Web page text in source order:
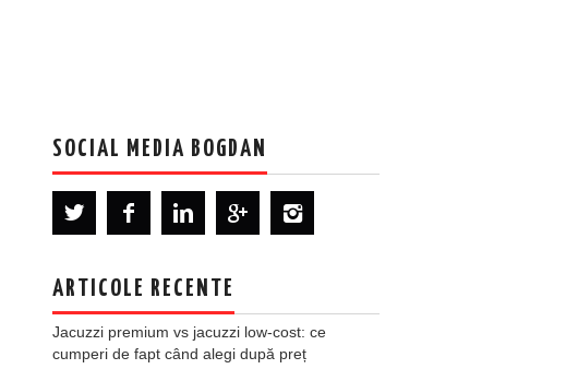
SOCIAL MEDIA BOGDAN
ARTICOLE RECENTE
Jacuzzi premium vs jacuzzi low-cost: ce
cumperi de fapt când alegi după preț